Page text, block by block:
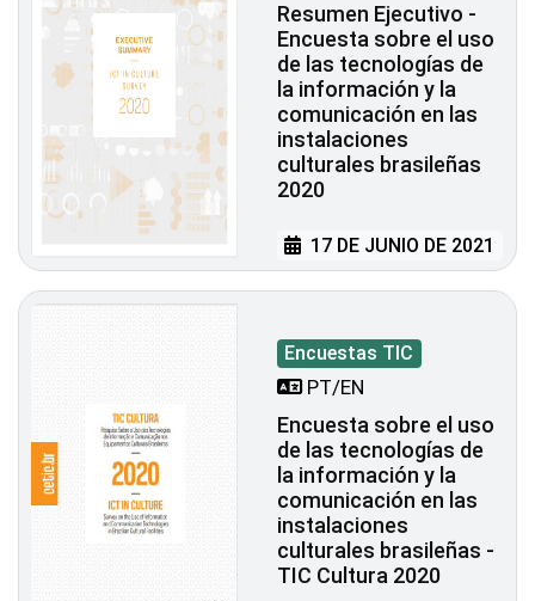
Resumen Ejecutivo -
Encuesta sobre el uso
de las tecnologías de
la información y la
comunicación en las
instalaciones
culturales brasileñas
2020
17 DE JUNIO DE 2021
Encuestas TIC
PT/EN
Encuesta sobre el uso
de las tecnologías de
la información y la
comunicación en las
instalaciones
culturales brasileñas -
TIC Cultura 2020